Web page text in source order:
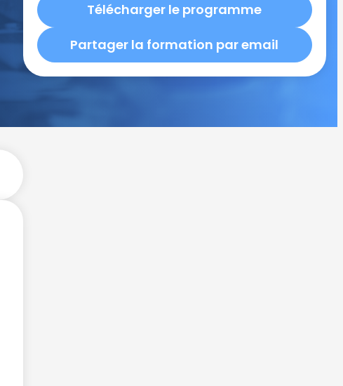
Télécharger le programme
Partager la formation par email